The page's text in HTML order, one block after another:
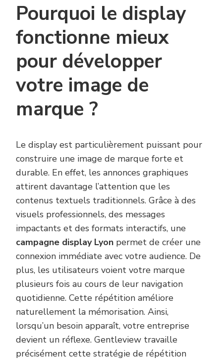
Pourquoi le display
fonctionne mieux
pour développer
votre image de
marque ?
Le display est particulièrement puissant pour
construire une image de marque forte et
durable. En effet, les annonces graphiques
attirent davantage l’attention que les
contenus textuels traditionnels. Grâce à des
visuels professionnels, des messages
impactants et des formats interactifs, une
campagne display Lyon permet de créer une
connexion immédiate avec votre audience. De
plus, les utilisateurs voient votre marque
plusieurs fois au cours de leur navigation
quotidienne. Cette répétition améliore
naturellement la mémorisation. Ainsi,
lorsqu’un besoin apparaît, votre entreprise
devient un réflexe. Gentleview travaille
précisément cette stratégie de répétition